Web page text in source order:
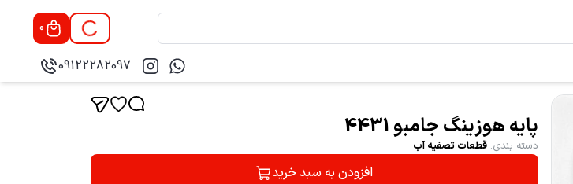
0
09122282097
پایه هوزینگ جامبو 4431
دسته بندی: قطعات تصفیه آب
افزودن به سبد خرید